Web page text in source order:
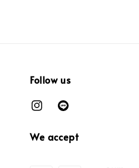
Follow us
We accept